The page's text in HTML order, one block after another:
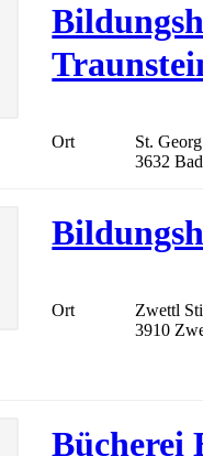
Ort
St.
3632
Ort
Zwettl
3910
Bücherei